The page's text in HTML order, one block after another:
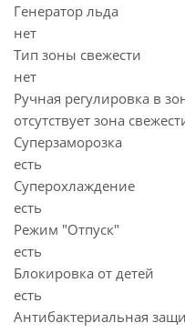
Генератор льда
нет
Тип зоны свежести
нет
Ручная регулировка в
отсутствует зона
Суперзаморозка
есть
Суперохлаждение
есть
Режим "Отпуск"
есть
Блокировка от детей
есть
Антибактериальная